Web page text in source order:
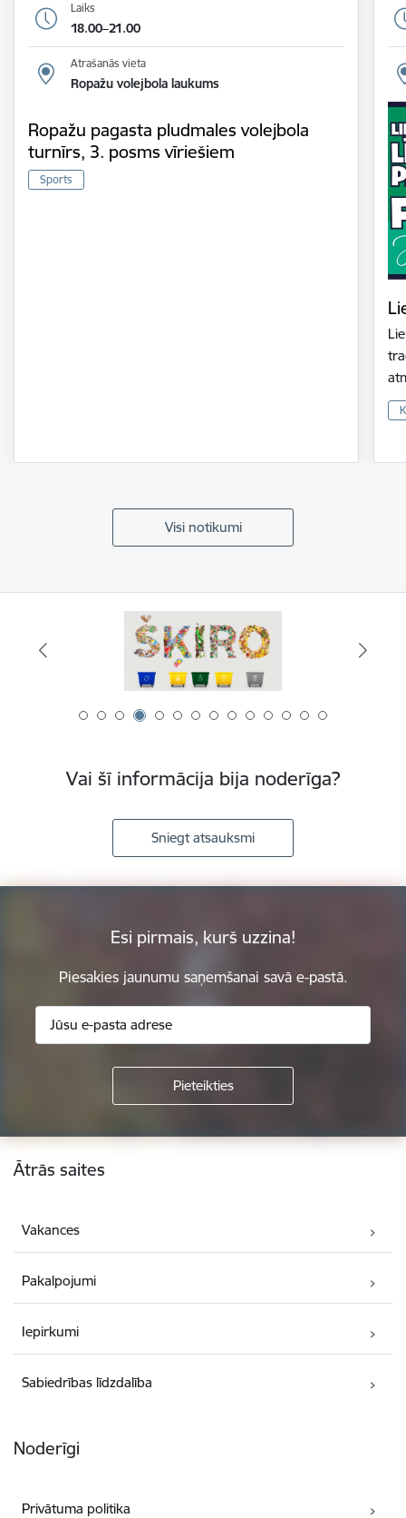
Laiks
18.00–21.00
Atrašanās vieta
Ropažu volejbola laukums
Ropažu pagasta pludmales volejbola
turnīrs, 3. posms vīriešiem
Sports
Visi notikumi
Vai šī informācija bija noderīga?
Sniegt atsauksmi
Esi pirmais, kurš uzzina!
Piesakies jaunumu saņemšanai savā e-pastā.
Kājene
Ātrās saites
Vakances
Pakalpojumi
Iepirkumi
Sabiedrības līdzdalība
Noderīgi
Privātuma politika